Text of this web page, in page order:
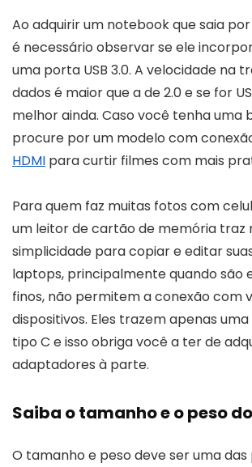
Ao adquirir um notebook que saia
é necessário observar se ele
uma porta USB 3.0. A velocidade na
dados é maior que a de 2.0 e se for
melhor ainda. Caso você tenha uma
procure por um modelo com
HDMI para curtir filmes com mais
Para quem faz muitas fotos com
um leitor de cartão de memória traz
simplicidade para copiar e editar
laptops, principalmente quando são
finos, não permitem a conexão com
dispositivos. Eles trazem apenas uma
tipo C e isso obriga você a ter de
adaptadores à parte.
Saiba o tamanho e o peso
O tamanho e peso deve ser uma